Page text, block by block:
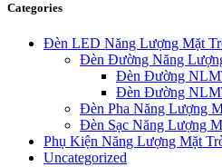
Categories
Đèn LED Năng Lượng Mặt
Đèn Đường Năng
Đèn Đường
Đèn Đường
Đèn Pha Năng Lượng
Đèn Sạc Năng Lượng
Phụ Kiện Năng Lượng Mặt
Uncategorized